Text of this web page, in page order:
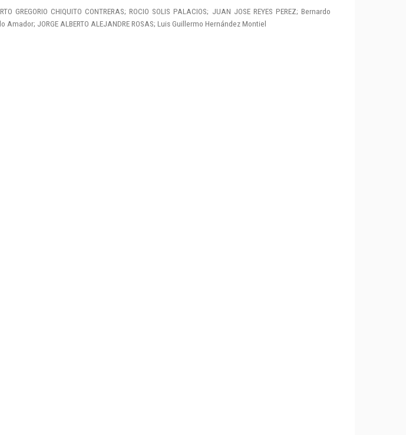
GREGORIO CHIQUITO CONTRERAS; ROCIO SOLIS PALACIOS; JUAN JOSE REYES PEREZ; Bernardo
Amador; JORGE ALBERTO ALEJANDRE ROSAS; Luis Guillermo Hernández Montiel